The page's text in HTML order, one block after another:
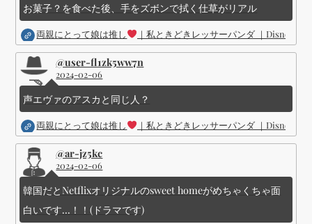
お菓子？を食べた後、手をズボンで拭く仕草がリアル
両親にとって娘は推し ｜私ときどきレッサーパンダ ｜Disney (
@user-fl1zk5ww7n
2024-02-06
声エヴァのアスカと同じ人？
両親にとって娘は推し ｜私ときどきレッサーパンダ ｜Disney (
@ar-jz5kc
2024-02-06
韓国だとNetflixオリジナルのsweet homeがめちゃくちゃ面
白いです...！！(ドラマです)